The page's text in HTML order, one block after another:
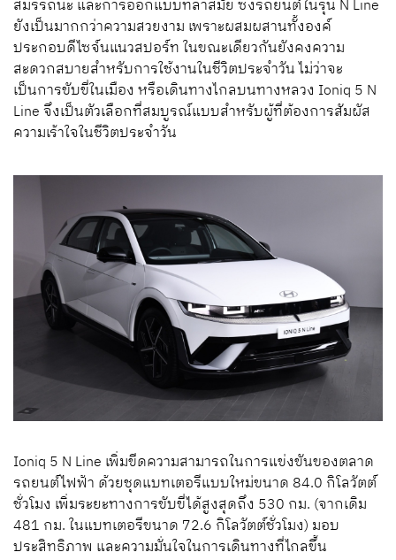
สมรรถนะ และการออกแบบที่ล้ำสมัย ซึ่งรถยนต์ในรุ่น N Line
ยังเป็นมากกว่าความสวยงาม เพราะผสมผสานทั้งองค์
ประกอบดีไซจ์นแนวสปอร์ท ในขณะเดียวกันยังคงความ
สะดวกสบายสำหรับการใช้งานในชีวิตประจำวัน ไม่ว่าจะ
เป็นการขับขี่ในเมือง หรือเดินทางไกลบนทางหลวง Ioniq 5 N
Line จึงเป็นตัวเลือกที่สมบูรณ์แบบสำหรับผู้ที่ต้องการสัมผัส
ความเร้าใจในชีวิตประจำวัน
Ioniq 5 N Line เพิ่มขีดความสามารถในการแข่งขันของตลาด
รถยนต์ไฟฟ้า ด้วยชุดแบทเตอรีแบบใหม่ขนาด 84.0 กิโลวัตต์
ชั่วโมง เพิ่มระยะทางการขับขี่ได้สูงสุดถึง 530 กม. (จากเดิม
481 กม. ในแบทเตอรีขนาด 72.6 กิโลวัตต์ชั่วโมง) มอบ
ประสิทธิภาพ และความมั่นใจในการเดินทางที่ไกลขึ้น